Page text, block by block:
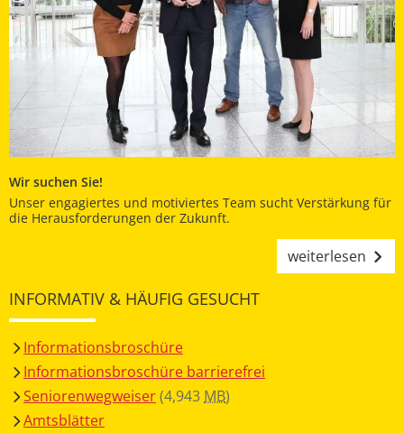
Wir suchen Sie!
Unser engagiertes und motiviertes Team sucht Verstärkung für
die Herausforderungen der Zukunft.
weiterlesen
INFORMATIV & HÄUFIG GESUCHT
Informationsbroschüre
Informationsbroschüre barrierefrei
Seniorenwegweiser(4,943 MB)
Amtsblätter